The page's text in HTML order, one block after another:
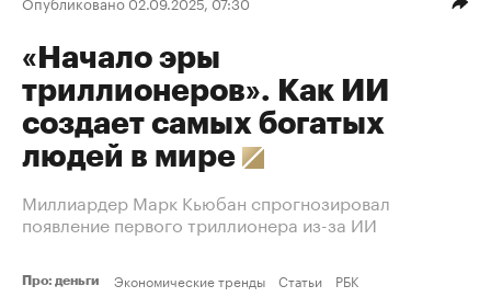
«Начало эры
триллионеров». Как ИИ
создает самых богатых
людей в мире
Миллиардер Марк Кьюбан спрогнозировал
появление первого триллионера из-за ИИ
Про: деньги Экономические тренды Статьи РБК